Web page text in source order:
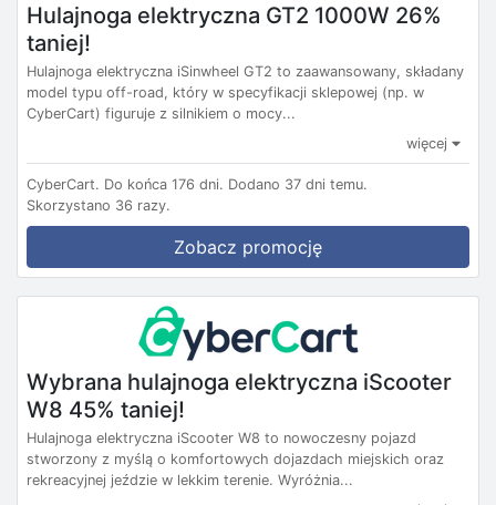
Hulajnoga elektryczna GT2 1000W 26%
taniej!
Hulajnoga elektryczna iSinwheel GT2 to zaawansowany, składany
model typu off-road, który w specyfikacji sklepowej (np. w
CyberCart) figuruje z silnikiem o mocy...
więcej
CyberCart. Do końca 176 dni. Dodano 37 dni temu.
Skorzystano 36 razy.
Zobacz promocję
Wybrana hulajnoga elektryczna iScooter
W8 45% taniej!
Hulajnoga elektryczna iScooter W8 to nowoczesny pojazd
stworzony z myślą o komfortowych dojazdach miejskich oraz
rekreacyjnej jeździe w lekkim terenie. Wyróżnia...